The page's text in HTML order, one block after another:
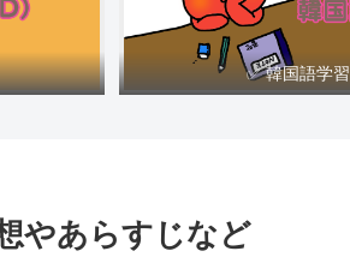
✅ 韓国語学習
やあらすじなど